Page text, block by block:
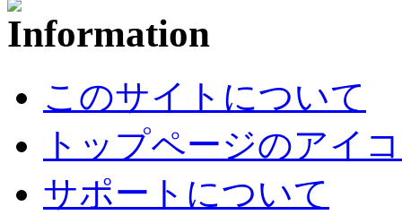
このサイトについて
トップページのアイ
サポートについて